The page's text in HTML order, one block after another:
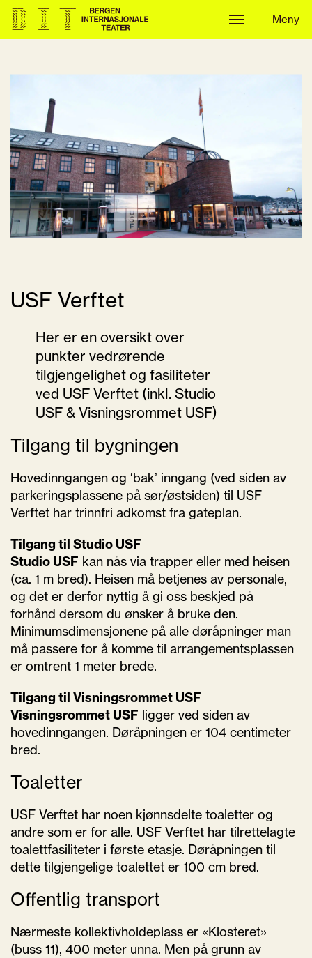
MenyMeny
USF Verftet
Her er en oversikt over
punkter vedrørende
tilgjengelighet og fasiliteter
ved USF Verftet (inkl. Studio
USF & Visningsrommet USF)
Tilgang til bygningen
Hovedinngangen og ‘bak’ inngang (ved siden av
parkeringsplassene på sør/østsiden) til USF
Verftet har trinnfri adkomst fra gateplan.
Tilgang til Studio USF
Studio USF kan nås via trapper eller med heisen
(ca. 1 m bred). Heisen må betjenes av personale,
og det er derfor nyttig å gi oss beskjed på
forhånd dersom du ønsker å bruke den.
Minimumsdimensjonene på alle døråpninger man
må passere for å komme til arrangementsplassen
er omtrent 1 meter brede.
Tilgang til Visningsrommet USF
Visningsrommet USF ligger ved siden av
hovedinngangen. Døråpningen er 104 centimeter
bred.
Toaletter
USF Verftet har noen kjønnsdelte toaletter og
andre som er for alle. USF Verftet har tilrettelagte
toalettfasiliteter i første etasje. Døråpningen til
dette tilgjengelige toalettet er 100 cm bred.
Offentlig transport
Nærmeste kollektivholdeplass er «Klosteret»
(buss 11), 400 meter unna. Men på grunn av